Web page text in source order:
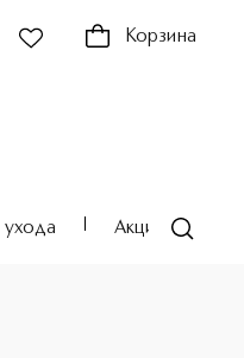
Корзина
Акции